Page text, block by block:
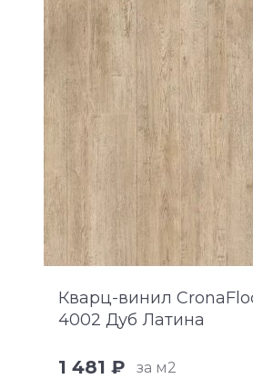
Кварц-винил
4002 Дуб Латина
1 481 ₽ за м2